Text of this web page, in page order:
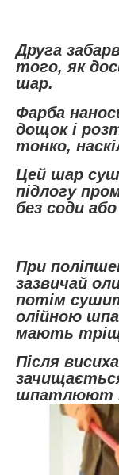
Друга
того, як
шар.
Фарба
дощок і
тонко,
Цей шар
підлогу
без соди
При
зазвичай
потім
олійною
мають
Після
шпатлюют